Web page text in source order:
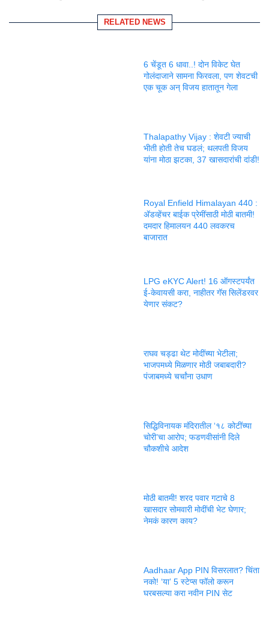
RELATED NEWS
6 चेंडूत 6 धावा..! दोन विकेट घेत
गोलंदाजाने सामना फिरवला, पण शेवटची
एक चूक अन् विजय हातातून गेला
Thalapathy Vijay : शेवटी ज्याची
भीती होती तेच घडलं; थलपती विजय
यांना मोठा झटका, 37 खासदारांची दांडी!
Royal Enfield Himalayan 440 :
ॲडव्हेंचर बाईक प्रेमींसाठी मोठी बातमी!
दमदार हिमालयन 440 लवकरच
बाजारात
LPG eKYC Alert! 16 ऑगस्टपर्यंत
ई-केवायसी करा, नाहीतर गॅस सिलेंडरवर
येणार संकट?
राघव चड्ढा थेट मोदींच्या भेटीला;
भाजपमध्ये मिळणार मोठी जबाबदारी?
पंजाबमध्ये चर्चांना उधाण
सिद्धिविनायक मंदिरातील ‘१८ कोटींच्या
चोरी’चा आरोप; फडणवीसांनी दिले
चौकशीचे आदेश
मोठी बातमी! शरद पवार गटाचे 8
खासदार सोमवारी मोदींची भेट घेणार;
नेमकं कारण काय?
Aadhaar App PIN विसरलात? चिंता
नको! ‘या’ 5 स्टेप्स फॉलो करून
घरबसल्या करा नवीन PIN सेट